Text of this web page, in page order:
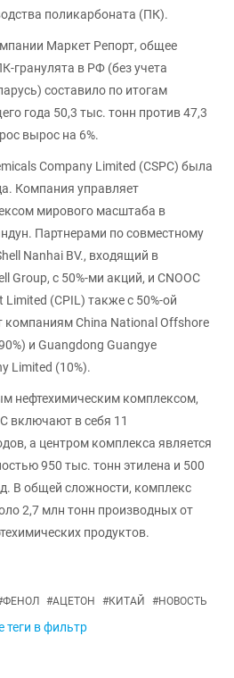
поликарбоната (ПК).
Маркет Репорт, общее
гранулята в РФ (без учета
составило по итогам
года 50,3 тыс. тонн против 47,3
вырос на 6%.
Company Limited (CSPC) была
Компания управляет
мирового масштаба в
Партнерами по совместному
Nanhai BV., входящий в
Group, с 50%-ми акций, и CNOOC
(CPIL) также с 50%-ой
компаниям China National Offshore
и Guangdong Guangye
Limited (10%).
нефтехимическим комплексом,
включают в себя 11
а центром комплекса является
950 тыс. тонн этилена и 500
В общей сложности, комплекс
2,7 млн тонн производных от
продуктов.
ФЕНОЛ #АЦЕТОН #КИТАЙ #НОВОСТЬ
теги в фильтр